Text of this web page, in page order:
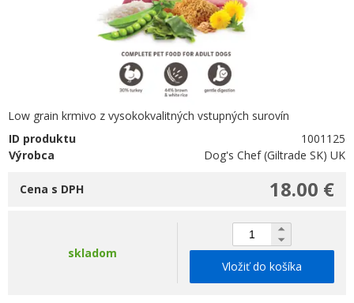
Low grain krmivo z vysokokvalitných vstupných surovín
ID produktu
1001125
Výrobca
Dog's Chef (Giltrade SK) UK
18.00 €
Cena s DPH
skladom
Vložiť do košíka